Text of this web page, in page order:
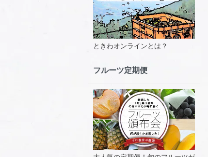
ときわオンラインとは？
フルーツ定期便